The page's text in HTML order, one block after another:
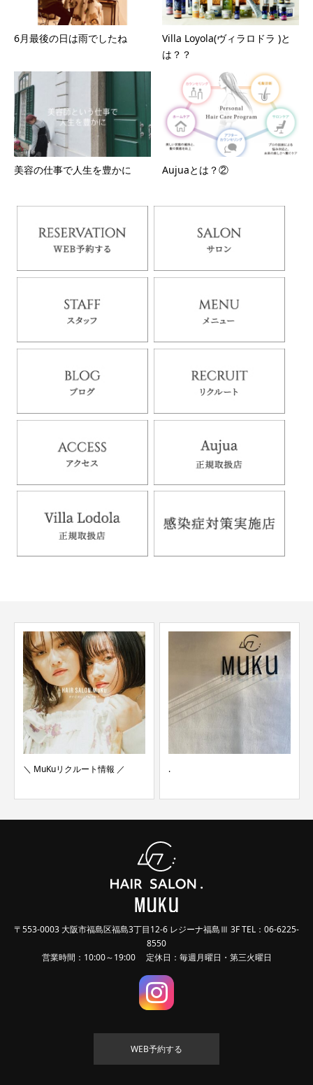
6月最後の日は雨でしたね
Villa Loyola(ヴィラロドラ )と
は？？
美容の仕事で人生を豊かに Aujuaとは？②
＼ MuKuリクルート情報 ／ .
〒553-0003 大阪市福島区福島3丁目12-6 レジーナ福島Ⅲ 3F TEL：06-6225-
8550
営業時間：10:00～19:00 定休日：毎週月曜日・第三火曜日
WEB予約する